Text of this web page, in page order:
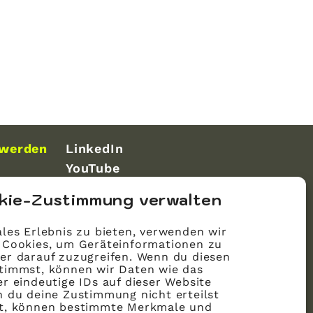
Zustimmung verwalten
Erlebnis zu bieten, verwenden wir
um Geräteinformationen zu
darauf zuzugreifen. Wenn du diesen
können wir Daten wie das
eindeutige IDs auf dieser Website
du deine Zustimmung nicht erteilst
können bestimmte Merkmale und
LinkedIn
YouTube